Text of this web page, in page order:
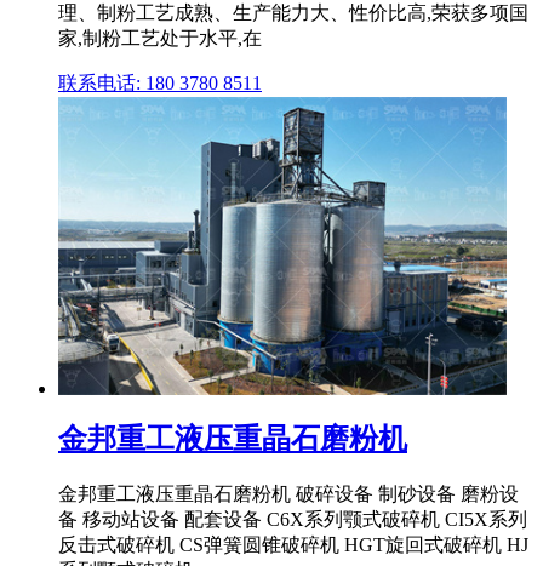
理、制粉工艺成熟、生产能力大、性价比高,荣获多项国
家,制粉工艺处于水平,在
联系电话: 180 3780 8511
金邦重工液压重晶石磨粉机
金邦重工液压重晶石磨粉机 破碎设备 制砂设备 磨粉设
备 移动站设备 配套设备 C6X系列颚式破碎机 CI5X系列
反击式破碎机 CS弹簧圆锥破碎机 HGT旋回式破碎机 HJ